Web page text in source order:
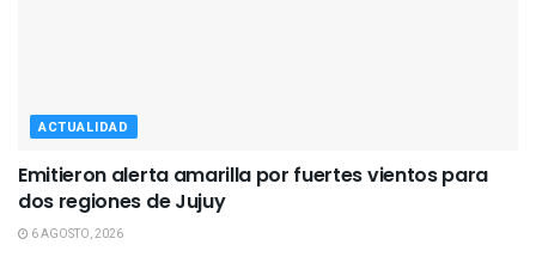
ACTUALIDAD
Emitieron alerta amarilla por fuertes vientos para
dos regiones de Jujuy
6 AGOSTO, 2026